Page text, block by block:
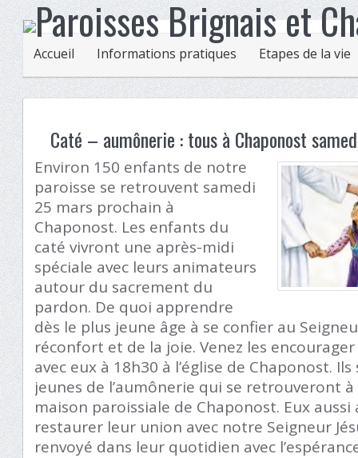
Accueil Informations pratiques Etapes de la vie
Caté – aumônerie : tous à Chaponost
Environ 150 enfants de notre
paroisse se retrouvent samedi
25 mars prochain à
Chaponost. Les enfants du
caté vivront une après-midi
spéciale avec leurs animateurs
autour du sacrement du
pardon. De quoi apprendre
dès le plus jeune âge à se confier au
réconfort et de la joie. Venez les
avec eux à 18h30 à l’église de Chaponost.
jeunes de l’aumônerie qui se retrouveront à
maison paroissiale de Chaponost. Eux aussi
restaurer leur union avec notre Seigneur
renvoyé dans leur quotidien avec